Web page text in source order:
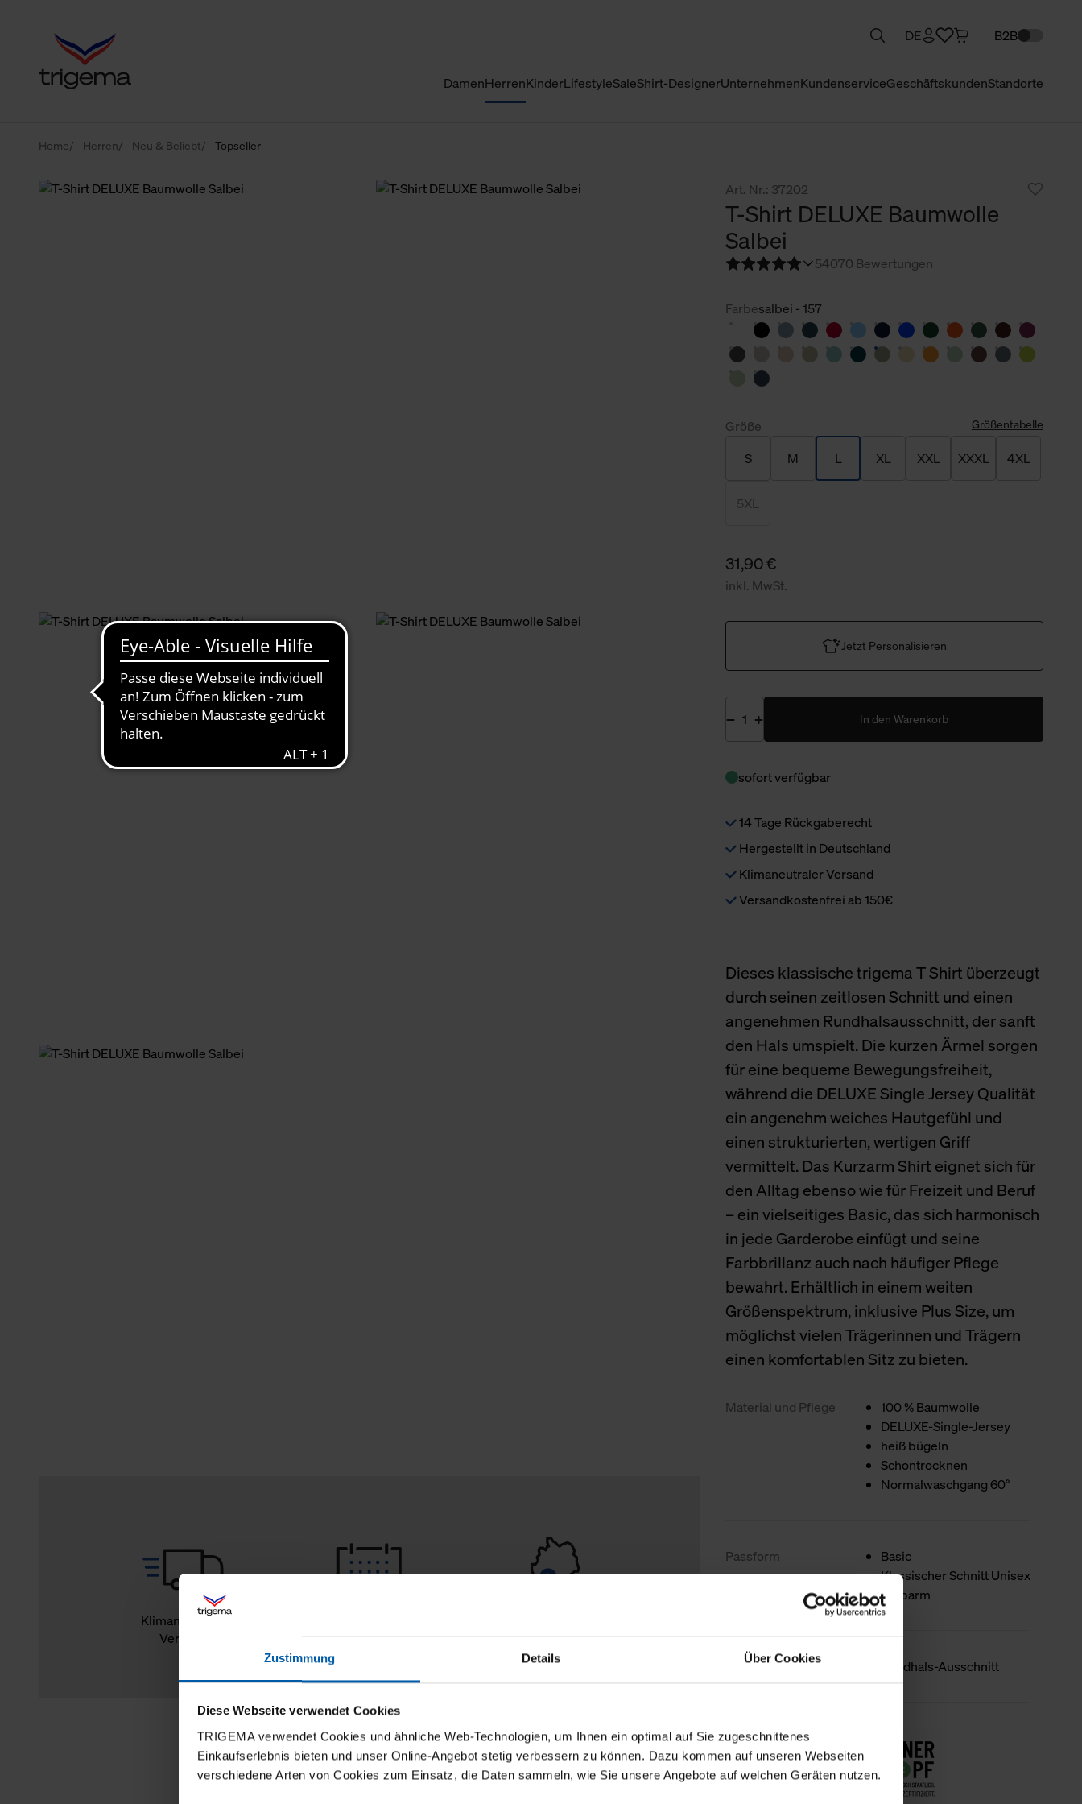
Zustimmung Details Über Cookies
Diese Webseite verwendet Cookies
TRIGEMA verwendet Cookies und ähnliche Web-Technologien, um Ihnen ein optimal auf Sie zugeschnittenes
Einkaufserlebnis bieten und unser Online-Angebot stetig verbessern zu können. Dazu kommen auf unseren Webseiten
verschiedene Arten von Cookies zum Einsatz, die Daten sammeln, wie Sie unsere Angebote auf welchen Geräten nutzen.
DamenHerrenKinderLifestyleSaleShirt-DesignerUnternehmenKundenserviceGeschäftskundenStandorte
DE B2B
Home Herren Neu & Beliebt Topseller
Klimaneutraler
Versand
Rückgaberecht
Burladingen
Art. Nr.: 37202
T-Shirt DELUXE Baumwolle
Salbei
54070 Bewertungen
Farbesalbei - 157
Größe Größentabelle
S M L XL XXL XXXL 4XL
5XL
31,90 €
inkl. MwSt.
Jetzt Personalisieren
In den Warenkorb
sofort verfügbar
14 Tage Rückgaberecht
Hergestellt in Deutschland
Klimaneutraler Versand
Versandkostenfrei ab 150€
Dieses klassische trigema T Shirt überzeugt
durch seinen zeitlosen Schnitt und einen
angenehmen Rundhalsausschnitt, der sanft
den Hals umspielt. Die kurzen Ärmel sorgen
für eine bequeme Bewegungsfreiheit,
während die DELUXE Single Jersey Qualität
ein angenehm weiches Hautgefühl und
einen strukturierten, wertigen Griff
vermittelt. Das Kurzarm Shirt eignet sich für
den Alltag ebenso wie für Freizeit und Beruf
– ein vielseitiges Basic, das sich harmonisch
in jede Garderobe einfügt und seine
Farbbrillanz auch nach häufiger Pflege
bewahrt. Erhältlich in einem weiten
Größenspektrum, inklusive Plus Size, um
möglichst vielen Trägerinnen und Trägern
einen komfortablen Sitz zu bieten.
Material und Pflege
100 % Baumwolle
DELUXE-Single-Jersey
heiß bügeln
Schontrocknen
Normalwaschgang 60°
Passform
Basic
Klassischer Schnitt Unisex
Halbarm
Produktdetails Rundhals-Ausschnitt
Nachhaltigkeit